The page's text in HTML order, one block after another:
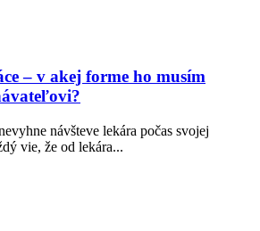
– v akej forme ho musím
návšteve lekára počas svojej
vie, že od lekára...